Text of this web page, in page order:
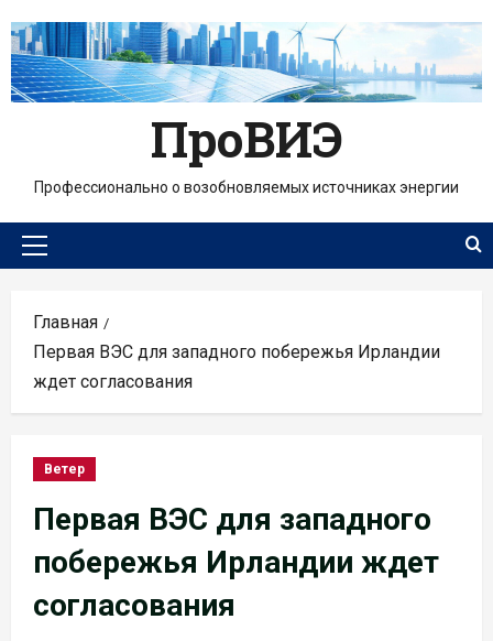
содержимому
ПроВИЭ
Профессионально о возобновляемых источниках энергии
Основное
Главная
Первая ВЭС для западного побережья Ирландии
ждет согласования
Ветер
Первая ВЭС для западного
побережья Ирландии ждет
согласования